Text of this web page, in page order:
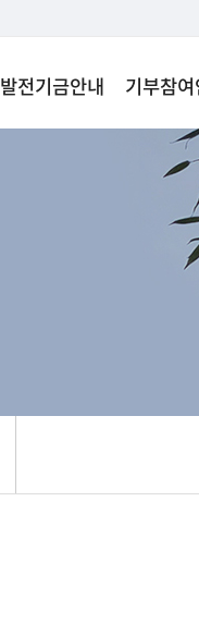
발전기금안내 기부참